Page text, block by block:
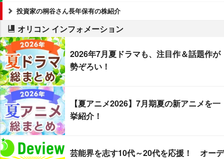
投資家の桐谷さん長年保有の株紹介
オリコン インフォメーション
2026年7月夏ドラマも、注目作＆話題作が
勢ぞろい！
【夏アニメ2026】7月期夏の新アニメを一
挙紹介！
芸能界を志す10代～20代を応援！ オーデ